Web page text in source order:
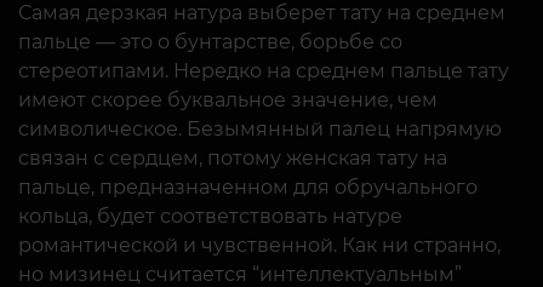
Самая дерзкая натура выберет тату на среднем
пальце — это о бунтарстве, борьбе со
стереотипами. Нередко на среднем пальце тату
имеют скорее буквальное значение, чем
символическое. Безымянный палец напрямую
связан с сердцем, потому женская тату на
пальце, предназначенном для обручального
кольца, будет соответствовать натуре
романтической и чувственной. Как ни странно,
но мизинец считается “интеллектуальным”